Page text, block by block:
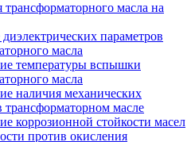
масла на
параметров
масла
температуры вспышки
масла
наличия механических
трансформаторном масле
коррозионной стойкости масел
против окисления